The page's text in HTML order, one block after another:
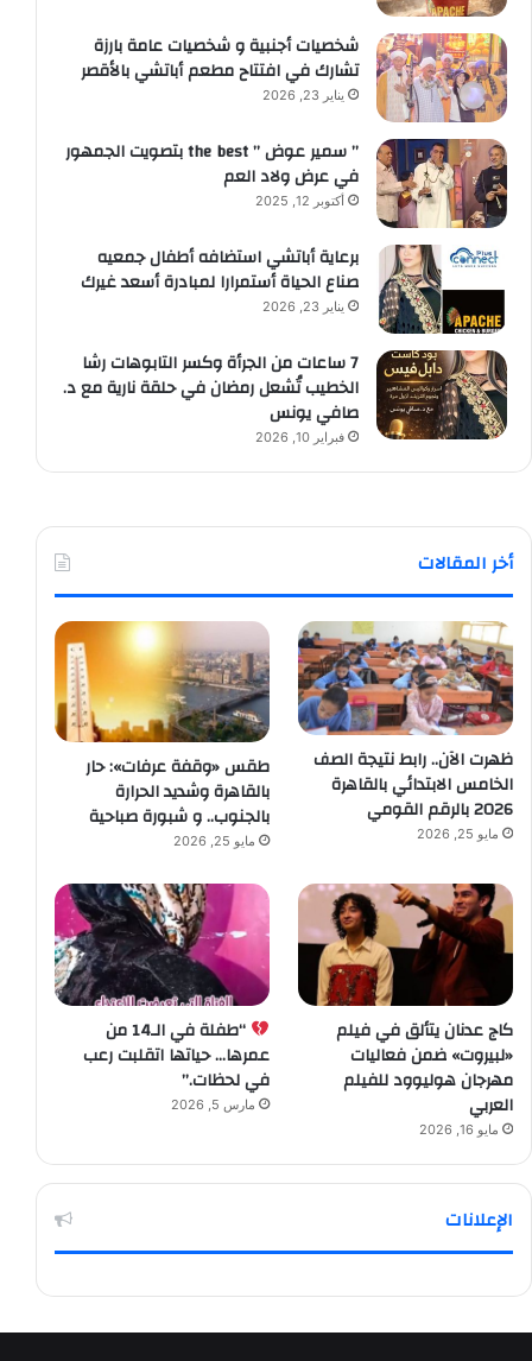
شخصيات أجنبية و شخصيات عامة بارزة
تشارك في افتتاح مطعم أباتشي بالأقصر
يناير 23, 2026
” سمير عوض ” the best بتصويت الجمهور
في عرض ولاد العم
أكتوبر 12, 2025
برعاية أباتشي استضافه أطفال جمعيه
صناع الحياة أستمرارا لمبادرة أسعد غيرك
يناير 23, 2026
7 ساعات من الجرأة وكسر التابوهات رشا
الخطيب تُشعل رمضان في حلقة نارية مع د.
صافي يونس
فبراير 10, 2026
أخر المقالات
ظهرت الآن.. رابط نتيجة الصف
الخامس الابتدائي بالقاهرة
2026 بالرقم القومي
مايو 25, 2026
طقس «وقفة عرفات»: حار
بالقاهرة وشديد الحرارة
بالجنوب.. و شبورة صباحية
مايو 25, 2026
كاج عدنان يتألق في فيلم
«لبيروت» ضمن فعاليات
مهرجان هوليوود للفيلم
العربي
مايو 16, 2026
“طفلة في الـ14 من
عمرها… حياتها اتقلبت رعب
في لحظات.”
مارس 5, 2026
الإعلانات